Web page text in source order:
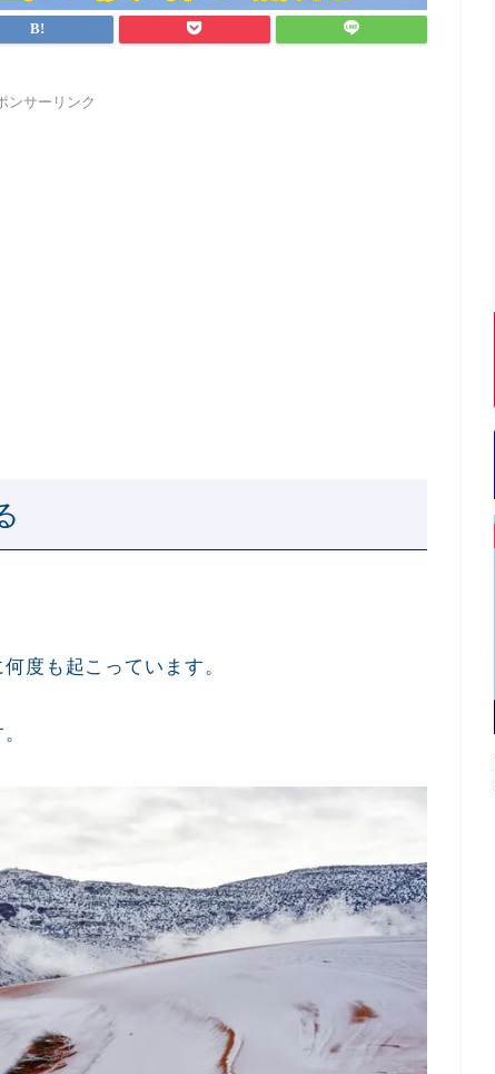
ンサーリンク
度も起こっています。